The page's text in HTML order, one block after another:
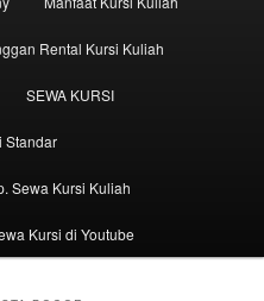
Rental Kursi Kuliah
SEWA KURSI
Standar
Sewa Kursi Kuliah
Kursi di Youtube